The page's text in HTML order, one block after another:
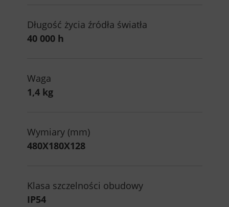
Długość życia źródła światła
40 000 h
Waga
1,4 kg
Wymiary (mm)
480X180X128
Klasa szczelności obudowy
IP54